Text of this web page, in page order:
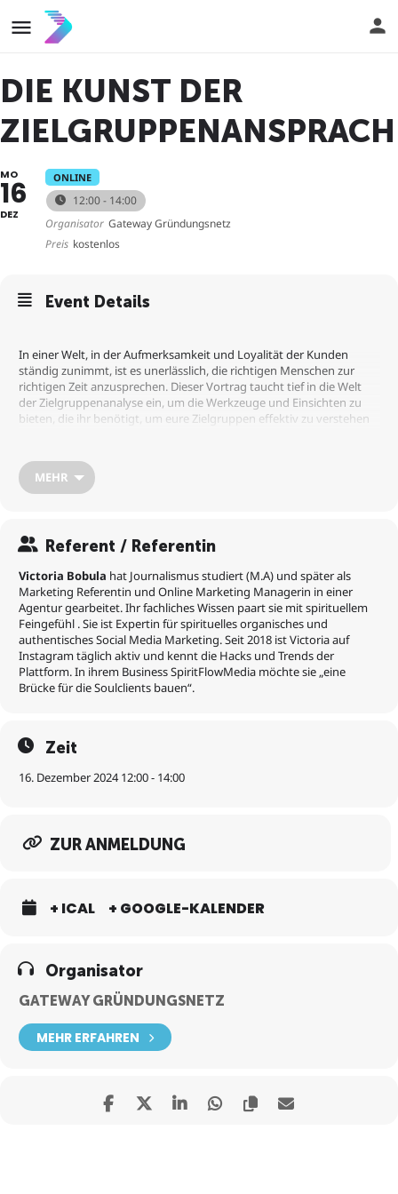
DIE KUNST DER
MO
16
DEZ
ONLINE
12:00 - 14:00
Organisator Gateway Gründungsnetz
Preis kostenlos
Event Details
In einer Welt, in der Aufmerksamkeit und Loyalität der Kunden
ständig zunimmt, ist es unerlässlich, die richtigen Menschen zur
richtigen Zeit anzusprechen. Dieser Vortrag taucht tief in die Welt
der Zielgruppenanalyse ein, um die Werkzeuge und Einsichten zu
bieten, die ihr benötigt, um eure Zielgruppen effektiv zu verstehen
Inhalte:
– Zielgruppenanalyse: Wir beginnen mit einer gründlichen
Untersuchung verschiedener Methoden zur Zielgruppenanalyse.
Von demografischen Daten bis hin zu Verhaltensmustern werden
wir erkunden, wie ihr die Zielgruppe genau definieren könnt
– Persona-Entwicklung: Eine Zielgruppe wird lebendig, wenn sie in
Form von Personas präsentiert wird. Wir werden gemeinsam
Persona entwickeln.
– Kundenbedürfnisse identifizieren: Eine erfolgreiche
Zielgruppenansprache erfordert ein tiefes Verständnis der
Bedürfnisse der Kunden. Wir werden untersuchen, wie ihr diese
Bedürfnisse durch die Maslowsche Bedürfnispyramide und das DISG
– Kaufmotive verstehen: Warum kaufen Kunden? Welche Motive
eine wirkungsvolle Marketingstrategie zu entwickeln. Wir werden
– Die Bedeutung einer fundierten Zielgruppenanalyse verstehen.
– In der Lage sein, aussagekräftige Personas zu entwickeln, die ihre
Zielgruppen repräsentieren.
– Ein tieferes Verständnis für die Bedürfnisse und Motive ihrer
Kunden haben.
MEHR
Referent / Referentin
Victoria Bobula hat Journalismus studiert (M.A) und später als
Marketing Referentin und Online Marketing Managerin in einer
Agentur gearbeitet. Ihr fachliches Wissen paart sie mit spirituellem
Feingefühl . Sie ist Expertin für spirituelles organisches und
authentisches Social Media Marketing. Seit 2018 ist Victoria auf
Instagram täglich aktiv und kennt die Hacks und Trends der
Plattform. In ihrem Business SpiritFlowMedia möchte sie „eine
Brücke für die Soulclients bauen“.
Zeit
16. Dezember 2024 12:00 - 14:00
ZUR ANMELDUNG
+ ICAL + GOOGLE-KALENDER
Organisator
GATEWAY GRÜNDUNGSNETZ
MEHR ERFAHREN